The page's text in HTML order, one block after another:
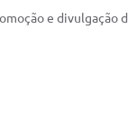
e divulgação